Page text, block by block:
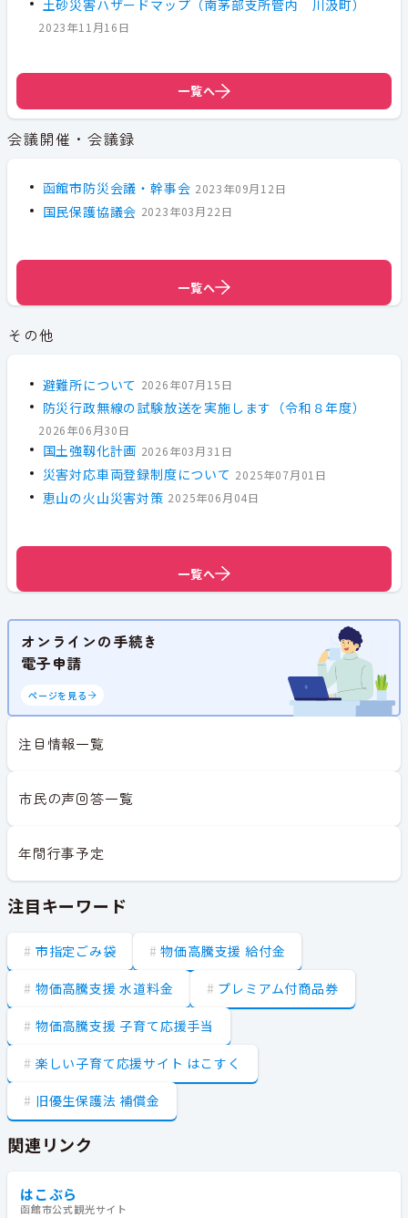
土砂災害ハザードマップ（南茅部支所管内 川汲町）
2023年11月16日
一覧へ
会議開催・会議録
函館市防災会議・幹事会 2023年09月12日
国民保護協議会 2023年03月22日
一覧へ
一覧へ
その他
避難所について 2026年07月15日
防災行政無線の試験放送を実施します（令和８年度）
2026年06月30日
国土強靱化計画 2026年03月31日
災害対応車両登録制度について 2025年07月01日
恵山の火山災害対策 2025年06月04日
一覧へ
一覧へ
オンラインの手続き
電子申請
ページを見る
注目情報一覧
市民の声回答一覧
年間行事予定
注目キーワード
市指定ごみ袋 物価高騰支援 給付金
物価高騰支援 水道料金 プレミアム付商品券
物価高騰支援 子育て応援手当
楽しい子育て応援サイト はこすく
旧優生保護法 補償金
関連リンク
はこぶら
函館市公式観光サイト